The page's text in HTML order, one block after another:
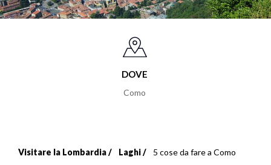
DOVE
Como
Visitare la Lombardia Laghi 5 cose da fare a Como